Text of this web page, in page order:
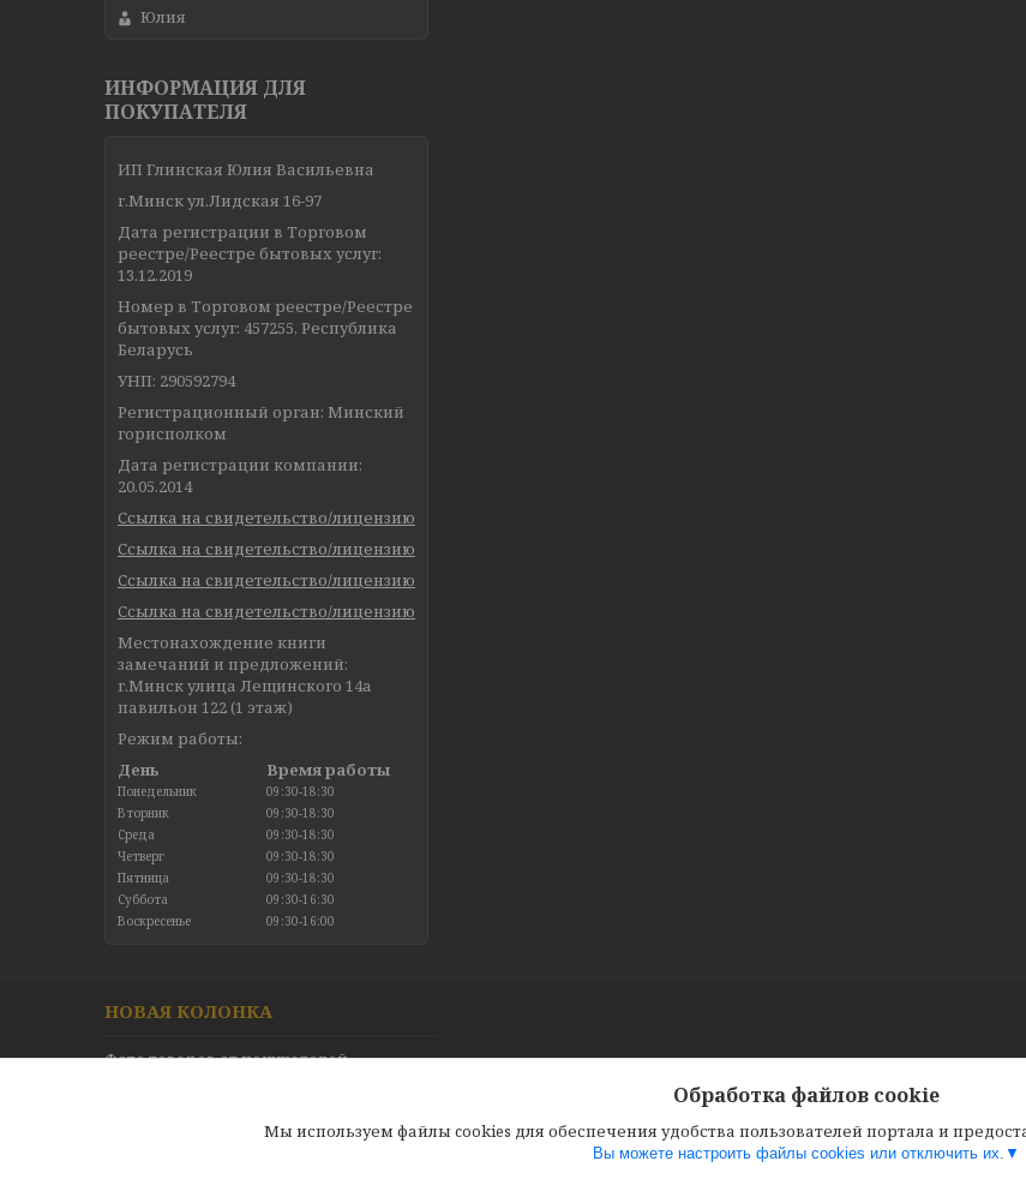
Юлия
ИНФОРМАЦИЯ ДЛЯ
ПОКУПАТЕЛЯ
ИП Глинская Юлия Васильевна
г.Минск ул.Лидская 16-97
Дата регистрации в Торговом
реестре/Реестре бытовых услуг:
13.12.2019
Номер в Торговом реестре/Реестре
бытовых услуг: 457255, Республика
Беларусь
УНП: 290592794
Регистрационный орган: Минский
горисполком
Дата регистрации компании:
20.05.2014
Ссылка на свидетельство/лицензию
Ссылка на свидетельство/лицензию
Ссылка на свидетельство/лицензию
Ссылка на свидетельство/лицензию
Местонахождение книги
замечаний и предложений:
г.Минск улица Лещинского 14а
павильон 122 (1 этаж)
Режим работы:
День
Время работы
Понедельник
09:30-18:30
Вторник
09:30-18:30
Среда
09:30-18:30
Четверг
09:30-18:30
Пятница
09:30-18:30
Суббота
09:30-16:30
Воскресенье
09:30-16:00
НОВАЯ КОЛОНКА
Фото товаров от покупателей
Обработка файлов cookie
Мы используем файлы cookies для обеспечения удобства пользователей портала и
Вы можете настроить файлы cookies или отключить их.